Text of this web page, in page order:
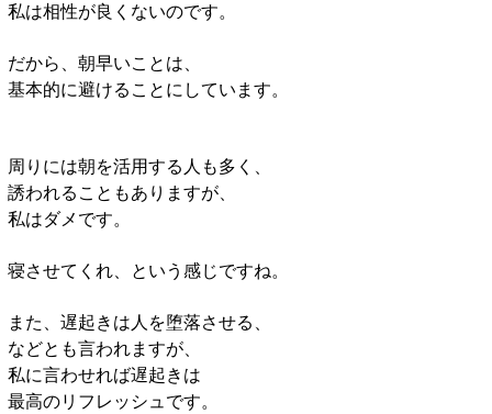
私は相性が良くないのです。
だから、朝早いことは、
基本的に避けることにしています。
周りには朝を活用する人も多く、
誘われることもありますが、
私はダメです。
寝させてくれ、という感じですね。
また、遅起きは人を堕落させる、
などとも言われますが、
私に言わせれば遅起きは
最高のリフレッシュです。